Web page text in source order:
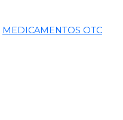
MEDICAMENTOS OTC